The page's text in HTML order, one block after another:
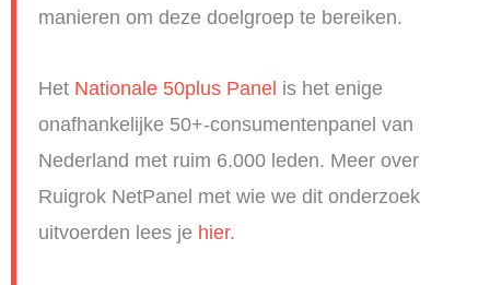
manieren om deze doelgroep te bereiken.
Het Nationale 50plus Panel is het enige
onafhankelijke 50+-consumentenpanel van
Nederland met ruim 6.000 leden. Meer over
Ruigrok NetPanel met wie we dit onderzoek
uitvoerden lees je hier.